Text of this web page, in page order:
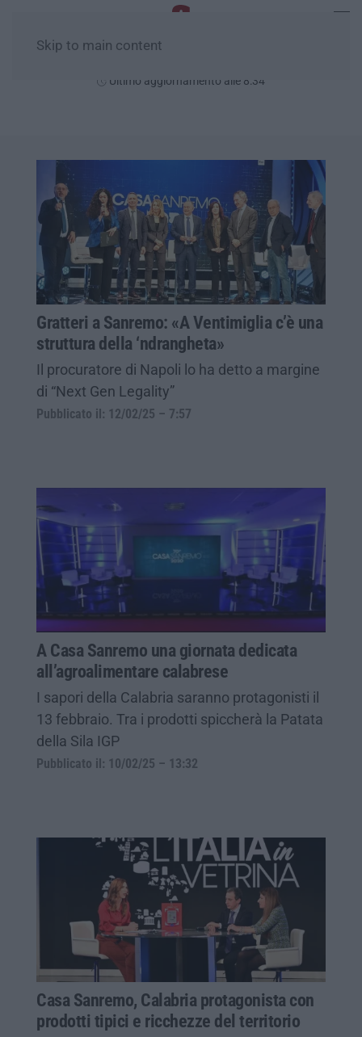
Skip to main content
Ultimo aggiornamento alle 8:34
Gratteri a Sanremo: «A Ventimiglia c’è una
struttura della ‘ndrangheta»
Il procuratore di Napoli lo ha detto a margine
di “Next Gen Legality”
Pubblicato il: 12/02/25 – 7:57
A Casa Sanremo una giornata dedicata
all’agroalimentare calabrese
I sapori della Calabria saranno protagonisti il
13 febbraio. Tra i prodotti spiccherà la Patata
della Sila IGP
Pubblicato il: 10/02/25 – 13:32
Casa Sanremo, Calabria protagonista con
prodotti tipici e ricchezze del territorio